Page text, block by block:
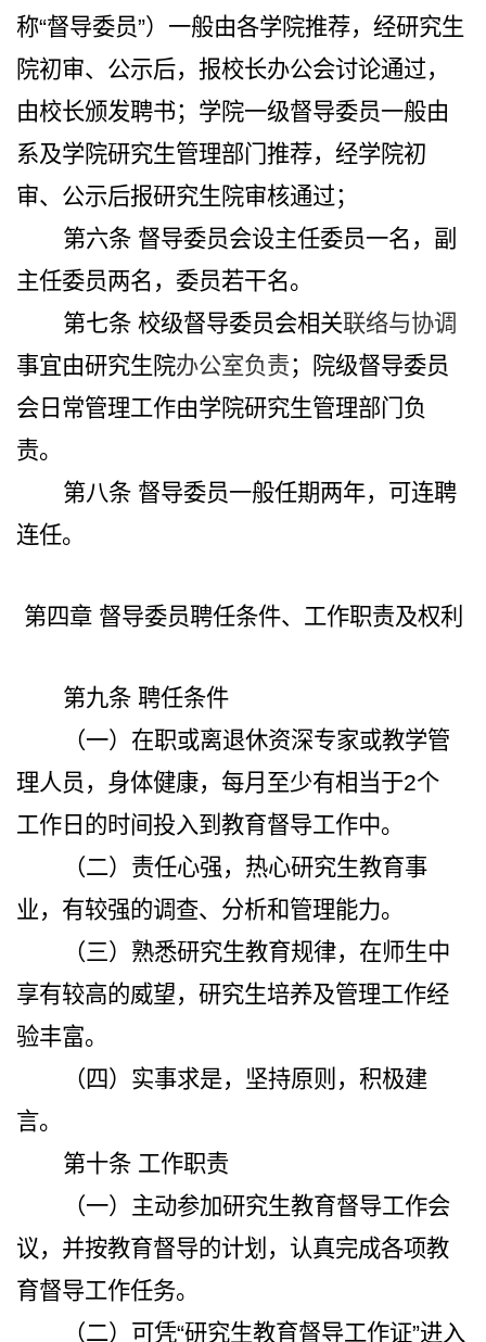
称“督导委员”）一般由各学院推荐，经研究生
院初审、公示后，报校长办公会讨论通过，
由校长颁发聘书； 学院一级督导委员一般由
系及学院研究生管理部门推荐，经学院初
审、公示后报研究生院审核通过；
第六条 督导委员会设主任委员一名，副
主任委员两名，委员若干名。
第七条 校级督导委员会相关联络与协调
事宜由研究生 院办公室负责；院级督导委员
会日常管理工作由学院研究生管理部门负
责。
第八条 督导委员一般任期两年，可连聘
连任。
第四章 督导委员聘任条件、工作职责及权利
第九条 聘任条件
（一）在职或离退休资深专家或教学管
理人员，身体健康， 每月至少有相当于2个
工作日的时间投入到教育督导工作中。
（二）责任心强，热心研究生教育事
业，有较强的调查、分析和管理能力。
（三）熟悉研究生教育规律， 在师生中
享有较高的威望，研究生培养及管理工作经
验丰富。
（四）实事求是，坚持原则，积极建
言。
第十条 工作职责
（一）主动参加研究生教育督导工作会
议，并按教育督导的计划，认真完成各项教
育督导工作任务。
（二）可凭“研究生教育督导工作证”进入